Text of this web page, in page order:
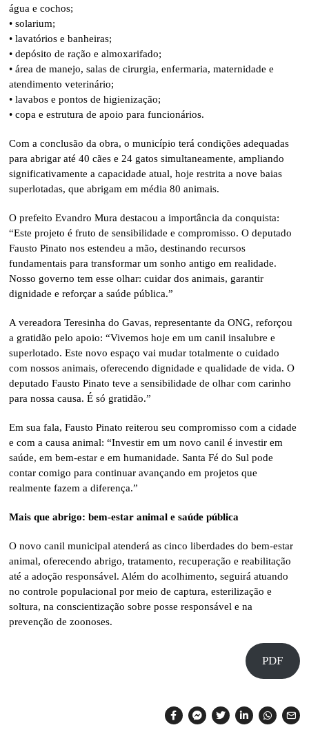
água e cochos;
• solarium;
• lavatórios e banheiras;
• depósito de ração e almoxarifado;
• área de manejo, salas de cirurgia, enfermaria, maternidade e
atendimento veterinário;
• lavabos e pontos de higienização;
• copa e estrutura de apoio para funcionários.
Com a conclusão da obra, o município terá condições adequadas
para abrigar até 40 cães e 24 gatos simultaneamente, ampliando
significativamente a capacidade atual, hoje restrita a nove baias
superlotadas, que abrigam em média 80 animais.
O prefeito Evandro Mura destacou a importância da conquista:
“Este projeto é fruto de sensibilidade e compromisso. O deputado
Fausto Pinato nos estendeu a mão, destinando recursos
fundamentais para transformar um sonho antigo em realidade.
Nosso governo tem esse olhar: cuidar dos animais, garantir
dignidade e reforçar a saúde pública.”
A vereadora Teresinha do Gavas, representante da ONG, reforçou
a gratidão pelo apoio: “Vivemos hoje em um canil insalubre e
superlotado. Este novo espaço vai mudar totalmente o cuidado
com nossos animais, oferecendo dignidade e qualidade de vida. O
deputado Fausto Pinato teve a sensibilidade de olhar com carinho
para nossa causa. É só gratidão.”
Em sua fala, Fausto Pinato reiterou seu compromisso com a cidade
e com a causa animal: “Investir em um novo canil é investir em
saúde, em bem-estar e em humanidade. Santa Fé do Sul pode
contar comigo para continuar avançando em projetos que
realmente fazem a diferença.”
Mais que abrigo: bem-estar animal e saúde pública
O novo canil municipal atenderá as cinco liberdades do bem-estar
animal, oferecendo abrigo, tratamento, recuperação e reabilitação
até a adoção responsável. Além do acolhimento, seguirá atuando
no controle populacional por meio de captura, esterilização e
soltura, na conscientização sobre posse responsável e na
prevenção de zoonoses.
PDF